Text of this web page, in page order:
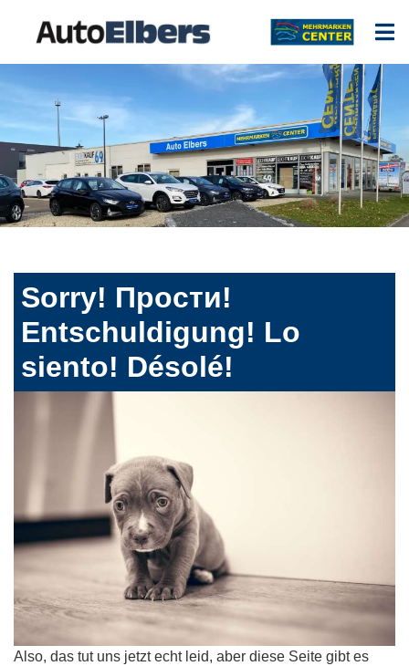
Sorry! Прости!
Entschuldigung! Lo
siento! Désolé!
Also, das tut uns jetzt echt leid, aber diese Seite gibt es